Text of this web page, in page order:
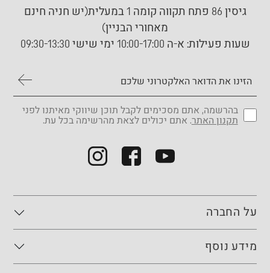
גיסין 86 פתח תקווה קומה 1 במעלית(יש חניה חינם
מאחורי הבניין)
שעות פעילות: א-ה 10:00-17:00 ימי שישי 09:30-13:30
בהרשמה, אתם מסכימים לקבל תוכן שיווקי מאיתנו לפני
תקנון האתר. אתם יכולים לצאת מהרשימה בכל עת.
על החברה
מידע נוסף